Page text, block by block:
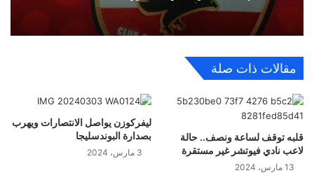
مقالات ذات صلة
قلبه توقف لساعة ونصف.. حالة
لاعب نادي فيوتشر غير مستقرة
13 مارس، 2024
ليفركوزن يواصل الانتصارات ويهرب
بصدارة البوندسليجا
3 مارس، 2024